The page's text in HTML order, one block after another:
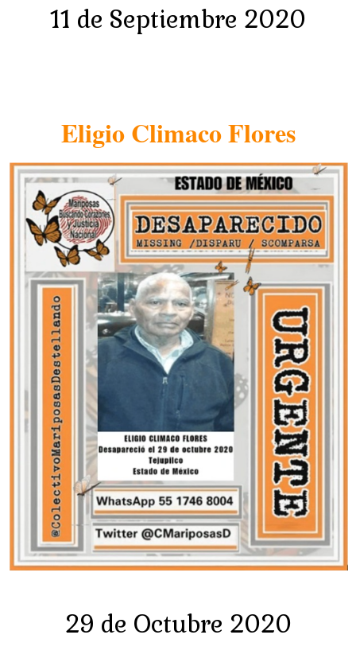
11 de Septiembre 2020
Eligio Climaco Flores
29 de Octubre 2020